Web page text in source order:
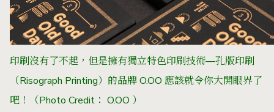
印刷沒有了不起，但是擁有獨立特色印刷技術—孔版印刷
（Risograph Printing）的品牌 O.OO 應該就令你大開眼界了
吧！
（Photo Credit： O.OO ）